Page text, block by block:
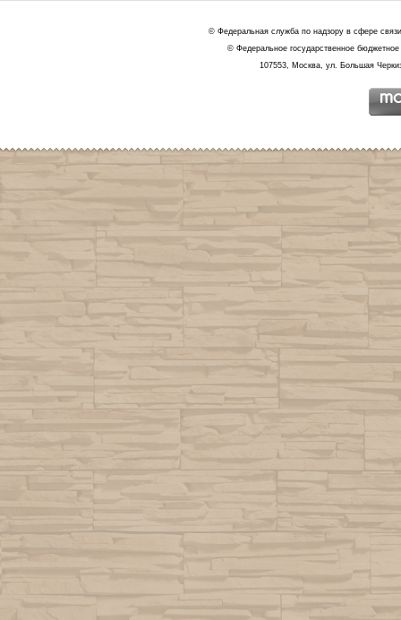
© Федеральная служба по надзору в сфере
© Федеральное государственное
107553, Москва, ул. Большая